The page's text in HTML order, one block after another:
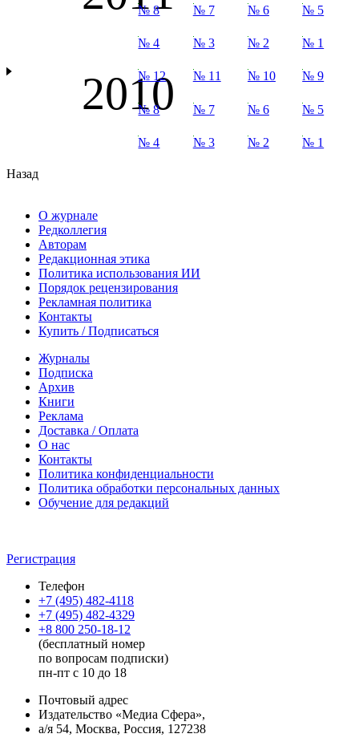
№ 8 № 7 № 6 № 5
№ 4 № 3 № 2 № 1
2010
№ 12 № 11 № 10 № 9
№ 8 № 7 № 6 № 5
№ 4 № 3 № 2 № 1
Назад
О журнале
Редколлегия
Авторам
Редакционная этика
Политика использования ИИ
Порядок рецензирования
Рекламная политика
Контакты
Купить / Подписаться
Журналы
Подписка
Архив
Книги
Реклама
Доставка / Оплата
О нас
Контакты
Политика конфиденциальности
Политика обработки персональных данных
Обучение для редакций
Регистрация
Телефон
+7 (495) 482-4118
+7 (495) 482-4329
+8 800 250-18-12
(бесплатный номер
по вопросам подписки)
пн-пт с 10 до 18
Почтовый адрес
Издательство «Медиа Сфера»,
а/я 54, Москва, Россия, 127238